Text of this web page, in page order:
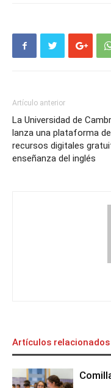
Artículo anterior
La Universidad de
lanza una plataforma de
recursos digitales
enseñanza del inglés
Artículos relacionados